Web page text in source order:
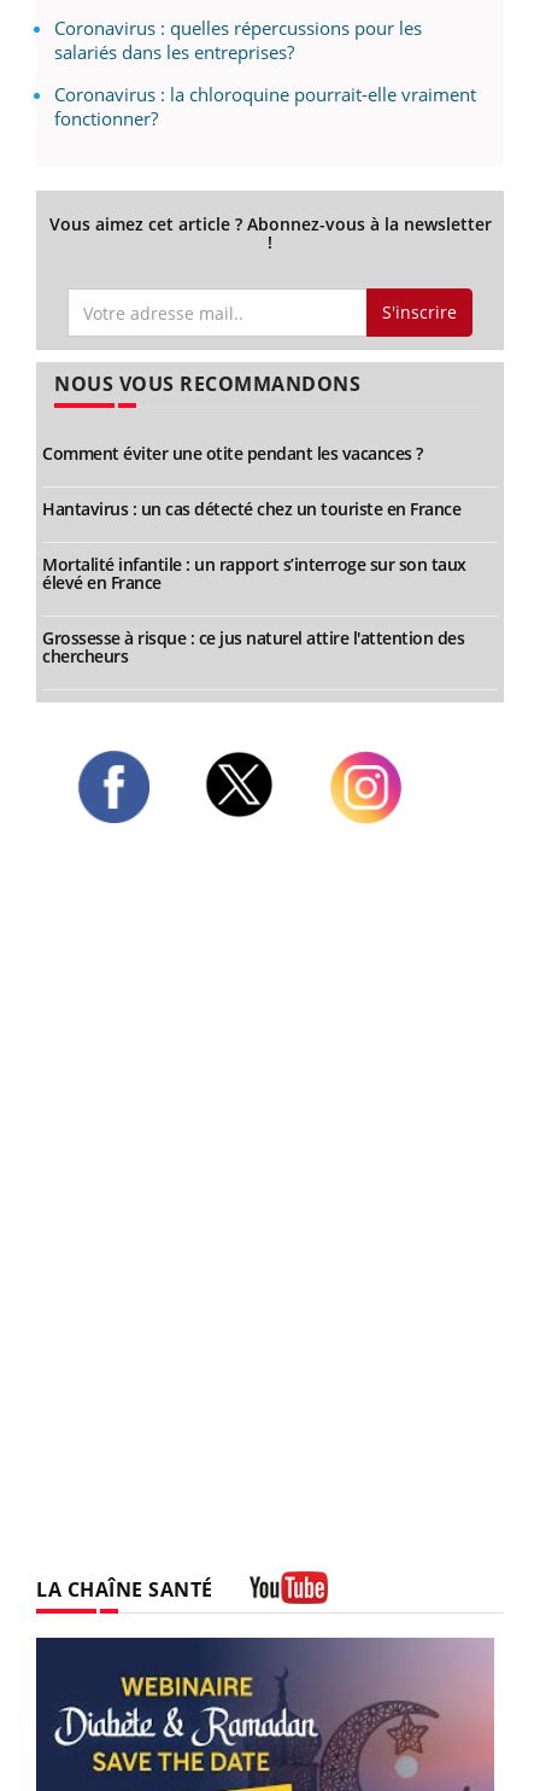
Coronavirus : quelles répercussions pour les
salariés dans les entreprises?
Coronavirus : la chloroquine pourrait-elle vraiment
fonctionner?
Vous aimez cet article ? Abonnez-vous à la newsletter
!
S'inscrire
NOUS VOUS RECOMMANDONS
Comment éviter une otite pendant les vacances ?
Hantavirus : un cas détecté chez un touriste en France
Mortalité infantile : un rapport s’interroge sur son taux
élevé en France
Grossesse à risque : ce jus naturel attire l'attention des
chercheurs
LA CHAÎNE SANTÉ